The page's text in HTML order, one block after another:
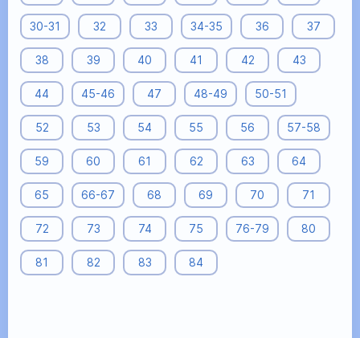
30-31 32 33 34-35 36 37
38 39 40 41 42 43
44 45-46 47 48-49 50-51
52 53 54 55 56 57-58
59 60 61 62 63 64
65 66-67 68 69 70 71
72 73 74 75 76-79 80
81 82 83 84